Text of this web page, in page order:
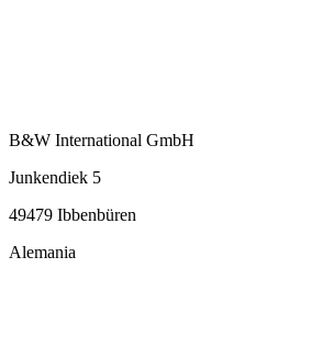
B&W International GmbH
Junkendiek 5
49479 Ibbenbüren
Alemania